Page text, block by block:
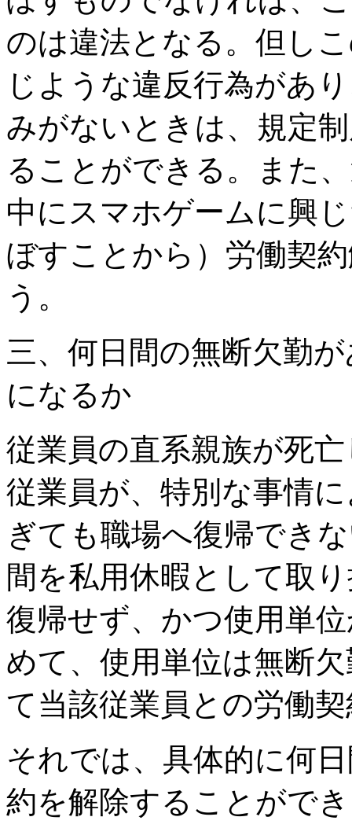
のは違法となる。但し
じような違反行為があ
みがないときは、規定
ることができる。また
中にスマホゲームに興
ぼすことから）労働契
う。
三、何日間の無断欠勤
になるか
従業員の直系親族が死
従業員が、特別な事情
ぎても職場へ復帰でき
間を私用休暇として取
復帰せず、かつ使用単
めて、使用単位は無断
て当該従業員との労働
それでは、具体的に何
約を解除することがで